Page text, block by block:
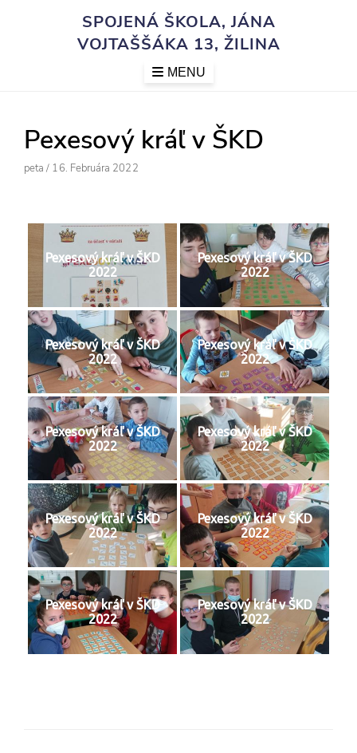
SPOJENÁ ŠKOLA, JÁNA
VOJTAŠŠÁKA 13, ŽILINA
MENU
Pexesový kráľ v ŠKD
Author
Peta / Posted
16. Februára 2022
Pexesový kráľ v ŠKD
2022
Pexesový kráľ v ŠKD
2022
Pexesový kráľ v ŠKD
2022
Pexesový kráľ v ŠKD
2022
Pexesový kráľ v ŠKD
2022
Pexesový kráľ v ŠKD
2022
Pexesový kráľ v ŠKD
2022
Pexesový kráľ v ŠKD
2022
Pexesový kráľ v ŠKD
2022
Pexesový kráľ v ŠKD
2022